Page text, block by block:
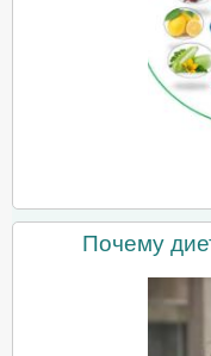
Почему